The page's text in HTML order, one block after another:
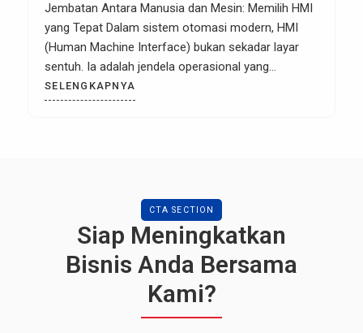
Jembatan Antara Manusia dan Mesin: Memilih HMI
yang Tepat Dalam sistem otomasi modern, HMI
(Human Machine Interface) bukan sekadar layar
sentuh. Ia adalah jendela operasional yang
menentukan seberapa cepat operator dapat
merespons data mesin. Memilih HMI yang salah
SELENGKAPNYA
CTA SECTION
Siap Meningkatkan
Bisnis Anda Bersama
Kami?